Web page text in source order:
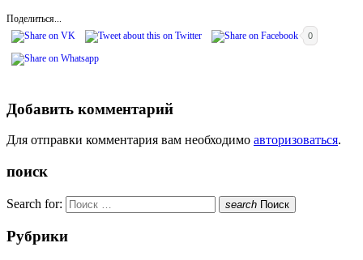
Поделиться...
0
Добавить комментарий
Для отправки комментария вам необходимо авторизоваться.
поиск
Search for: search Поиск
Рубрики